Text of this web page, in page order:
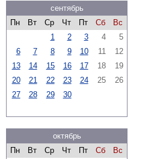
сентябрь
Пн
Вт Ср Чт Пт Сб
Вс
1
2 3 4
5
6
7 8 9 10 11
12
13
14 15 16 17 18
19
20
21 22 23 24 25
26
27
28 29 30
октябрь
Пн
Вт Ср Чт Пт Сб
Вс